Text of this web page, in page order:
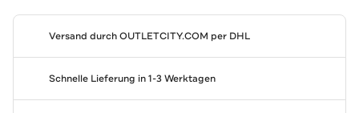
Versand durchOUTLETCITY.COM per DHL
Schnelle Lieferung in 1-3 Werktagen